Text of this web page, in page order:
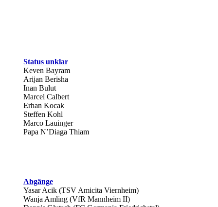
Status unklar
Keven Bayram
Arijan Berisha
Inan Bulut
Marcel Calbert
Erhan Kocak
Steffen Kohl
Marco Lauinger
Papa N’Diaga Thiam
Abgänge
Yasar Acik (TSV Amicita Viernheim)
Wanja Amling (VfR Mannheim II)